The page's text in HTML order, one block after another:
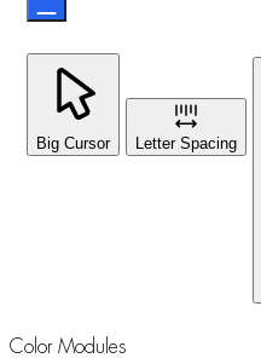
Big Cursor Letter Spacing
Color Modules